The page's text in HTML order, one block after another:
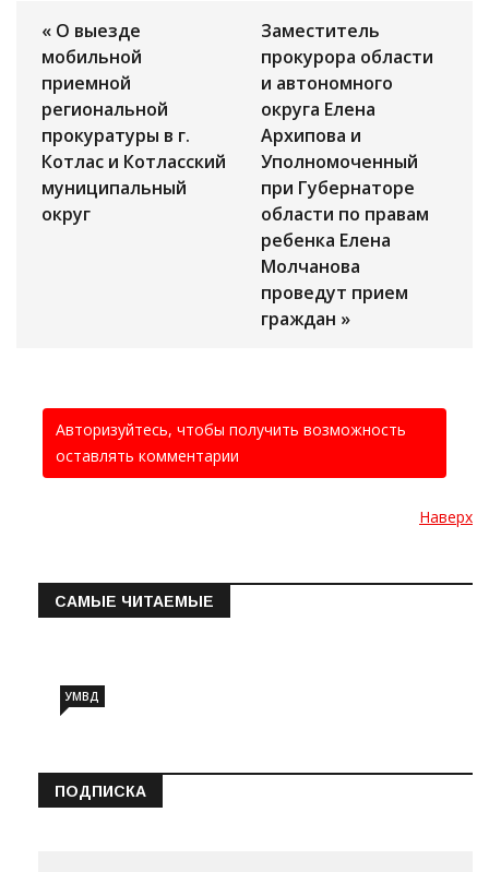
« О выезде
мобильной
приемной
региональной
прокуратуры в г.
Котлас и Котласский
муниципальный
округ
Заместитель
прокурора области
и автономного
округа Елена
Архипова и
Уполномоченный
при Губернаторе
области по правам
ребенка Елена
Молчанова
проведут прием
граждан »
Авторизуйтесь, чтобы получить возможность
оставлять комментарии
Наверх
САМЫЕ ЧИТАЕМЫЕ
УМВД
ПОДПИСКА